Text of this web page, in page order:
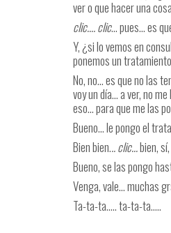
ver o que hacer una
clic…. clic… pues… es
Y, ¿si lo vemos en
ponemos un
No, no… es que no las
voy un día… a ver, no
eso… para que me las
Bueno… le pongo el
Bien bien... clic…bien,
Bueno, se las pongo
Venga, vale… muchas
Ta-ta-ta….. ta-ta-ta…..